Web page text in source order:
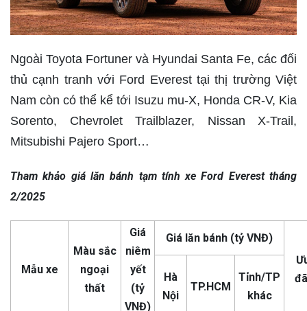
Ngoài Toyota Fortuner và Hyundai Santa Fe, các đối
thủ cạnh tranh với Ford Everest tại thị trường Việt
Nam còn có thể kể tới Isuzu mu-X, Honda CR-V, Kia
Sorento, Chevrolet Trailblazer, Nissan X-Trail,
Mitsubishi Pajero Sport…
Tham khảo giá lăn bánh tạm tính xe Ford Everest tháng
2/2025
Mẫu xe
Màu sắc
ngoại
thất
Giá
niêm
yết
(tỷ
VNĐ)
Giá lăn bánh (tỷ VNĐ)
Hà
Nội
TP.HCM
Tỉnh/TP
khác